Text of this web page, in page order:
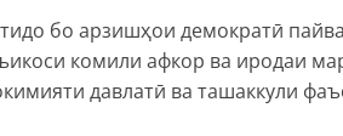
бо арзишҳои демократӣ
комили афкор ва иродаи
давлатӣ ва ташаккули